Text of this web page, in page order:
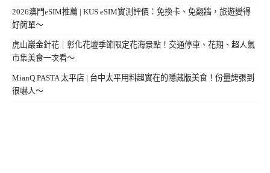
2026澳門eSIM推薦 | KUS eSIM實測評價：免換卡、免翻牆，旅遊變得
好簡單～
虎山巖金針花｜彰化花壇季節限定花海景點！交通停車、花期、超人氣
市集美食一次看～
MianQ PASTA 太平店 | 台中太平用料超實在的隱藏版美食！份量誇張到
很嚇人～